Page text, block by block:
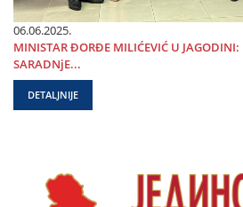
06.06.2025.
MINISTAR ĐORĐE MILIĆEVIĆ U
SARADNjE...
DETALJNIJE